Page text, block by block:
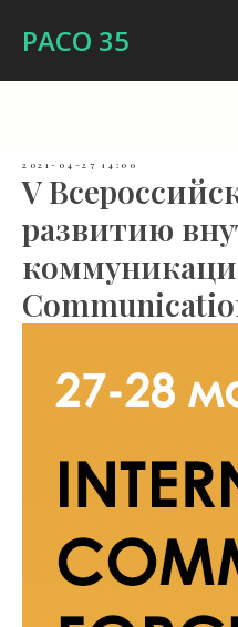
РАСО 35
2021-04-27 14:00
V
развитию